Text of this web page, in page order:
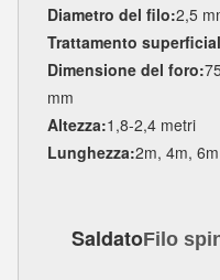
Diametro del filo:2,5
Trattamento
Dimensione del foro:
mm
Altezza:1,8-2,4 metri
Lunghezza:2m, 4m, 6m
SaldatoFilo